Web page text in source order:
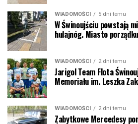
WIADOMOŚCI 5 dni temu
W Świnoujściu powstają
hulajnóg. Miasto
WIADOMOŚCI 2 dni temu
Jarigol Team Flota
Memoriału im. Leszka
WIADOMOŚCI 2 dni temu
Zabytkowe Mercedesy